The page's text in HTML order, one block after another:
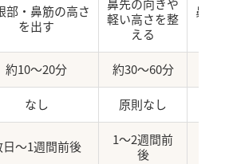
部・鼻筋の高さ
を出す
鼻先の向きや
軽い高さを整
える
鼻の
約10〜20分 約30〜60分
なし
原則なし
日〜1週間前後
1〜2週間前
後